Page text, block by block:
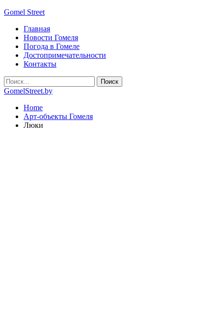
Gomel Street
Главная
Новости Гомеля
Погода в Гомеле
Достопримечательности
Контакты
GomelStreet.by
Home
Арт-объекты Гомеля
Люки